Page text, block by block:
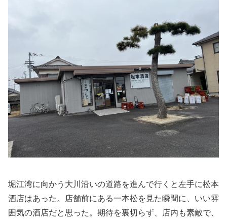
堀江湾に向かう大川沿いの道路を進んで行くと左手に松本
酒店はあった。店舗前にある一本松を見た瞬間に、いい雰
囲気の酒店だと思った。期待を裏切らず、店内も素敵で、